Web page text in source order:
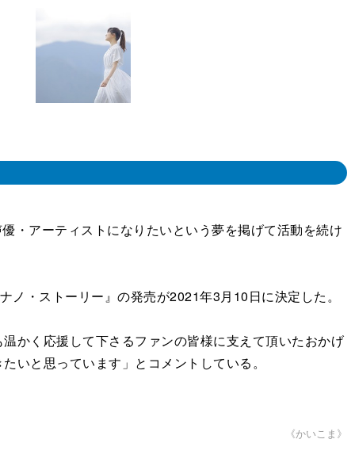
・アーティストになりたいという夢を掲げて活動を続け
・ストーリー』の発売が2021年3月10日に決定した。
かく応援して下さるファンの皆様に支えて頂いたおかげ
いと思っています」とコメントしている。
《かいこま》